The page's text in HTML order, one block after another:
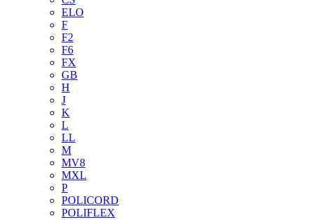
ELO
F
F2
F6
FX
GB
H
J
K
L
LL
M
MV8
MXL
P
POLICORD
POLIFLEX